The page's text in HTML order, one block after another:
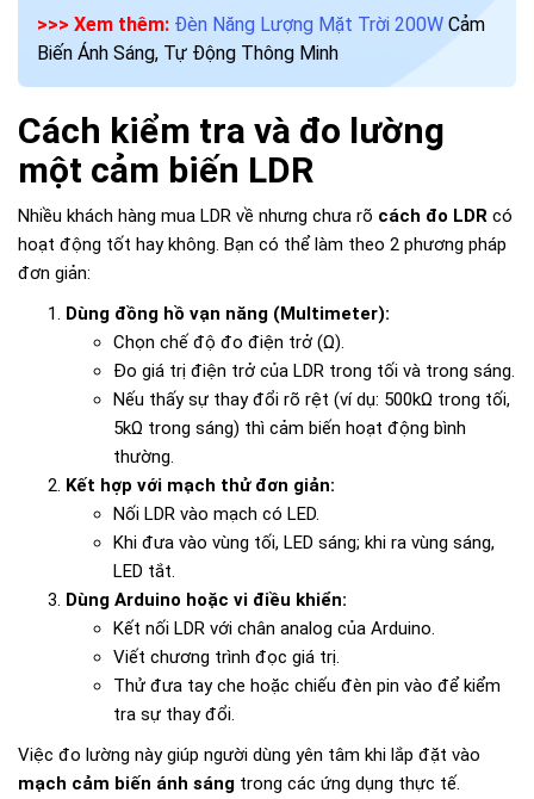
>>> Xem thêm: Đèn Năng Lượng Mặt Trời 200W Cảm
Biến Ánh Sáng, Tự Động Thông Minh
Cách kiểm tra và đo lường
một cảm biến LDR
Nhiều khách hàng mua LDR về nhưng chưa rõ cách đo LDR có
hoạt động tốt hay không. Bạn có thể làm theo 2 phương pháp
đơn giản:
Dùng đồng hồ vạn năng (Multimeter):
Chọn chế độ đo điện trở (Ω).
Đo giá trị điện trở của LDR trong tối và trong sáng.
Nếu thấy sự thay đổi rõ rệt (ví dụ: 500kΩ trong tối,
5kΩ trong sáng) thì cảm biến hoạt động bình
thường.
Kết hợp với mạch thử đơn giản:
Nối LDR vào mạch có LED.
Khi đưa vào vùng tối, LED sáng; khi ra vùng sáng,
LED tắt.
Dùng Arduino hoặc vi điều khiển:
Kết nối LDR với chân analog của Arduino.
Viết chương trình đọc giá trị.
Thử đưa tay che hoặc chiếu đèn pin vào để kiểm
tra sự thay đổi.
Việc đo lường này giúp người dùng yên tâm khi lắp đặt vào
mạch cảm biến ánh sáng trong các ứng dụng thực tế.